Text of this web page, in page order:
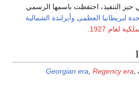
حيز التنفيذ، احتفظت باسمها الرسمي
لبريطانيا العظمى وأيرلندة الشمالية
لعام 1927
Georgian era Regency era